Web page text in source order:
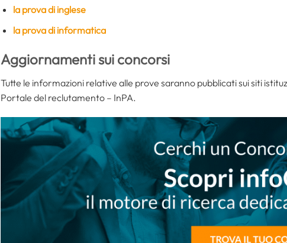
la prova di inglese
la prova di informatica
Aggiornamenti sui concorsi
Tutte le informazioni relative alle prove saranno pubblicati sui siti
Portale del reclutamento – InPA.